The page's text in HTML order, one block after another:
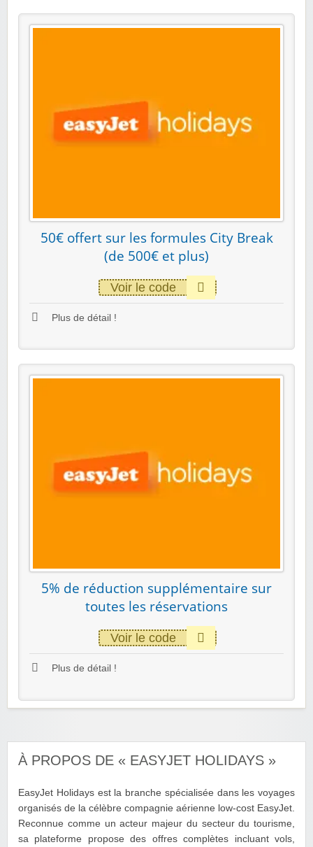
50€ offert sur les formules City Break
(de 500€ et plus)
Voir le code
Plus de détail !
5% de réduction supplémentaire sur
toutes les réservations
Voir le code
Plus de détail !
À PROPOS DE « EASYJET HOLIDAYS »
EasyJet Holidays est la branche spécialisée dans les voyages
organisés de la célèbre compagnie aérienne low-cost EasyJet.
Reconnue comme un acteur majeur du secteur du tourisme,
sa plateforme propose des offres complètes incluant vols,